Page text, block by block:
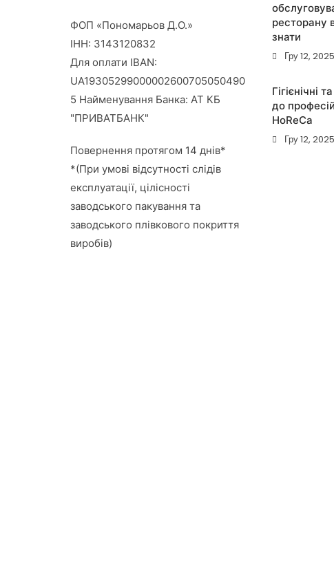
ФОП «Пономарьов Д.О.»
ІНН: 3143120832
Для оплати IBAN:
UA19305299000002600705050490
5 Найменування Банка: АТ КБ
"ПРИВАТБАНК"
Повернення протягом 14 днів*
*(При умові відсутності слідів
експлуатації, цілісності
заводського пакування та
заводського плівкового покриття
виробів)
ресторану
знати
Гру 12, 2025
Гігієнічні
до
HoReCa
Гру 12, 2025